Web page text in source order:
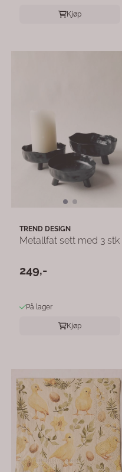
Kjøp
TREND DESIGN
Metallfat sett med 3 stk
249,-
På lager
Kjøp